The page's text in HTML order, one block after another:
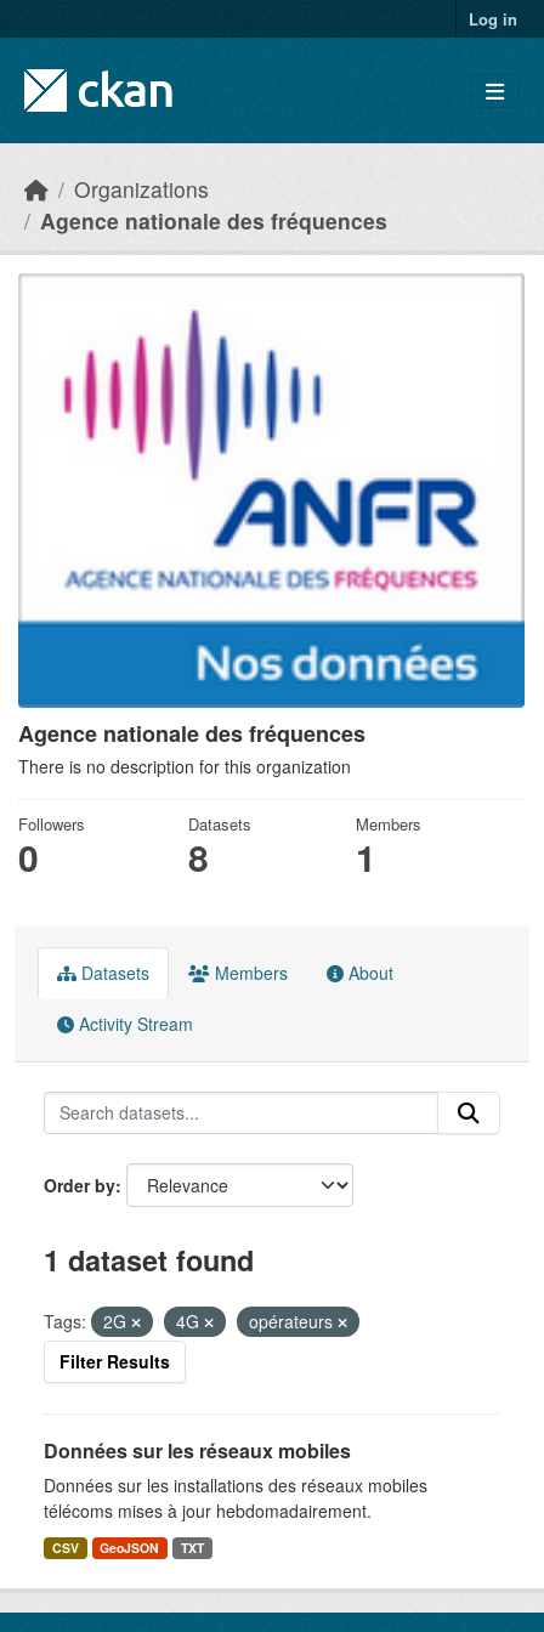
Log in
Organizations
Agence nationale des fréquences
Agence nationale des fréquences
There is no description for this organization
Followers
0
Datasets
8
Members
1
Datasets Members About
Activity Stream
Order by
1 dataset found
Tags: 2G 4G
opérateurs
Filter Results
Données sur les réseaux mobiles
Données sur les installations des réseaux mobiles
télécoms mises à jour hebdomadairement.
CSV GeoJSON TXT